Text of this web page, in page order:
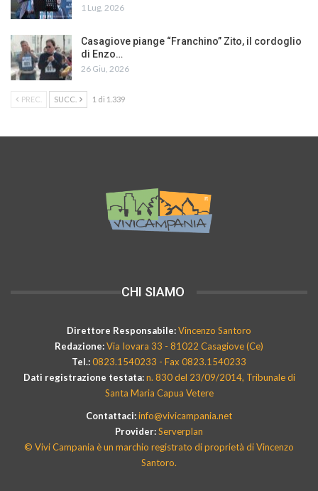
1 Lug, 2026
Casagiove piange “Franchino” Zito, il cordoglio
di Enzo…
26 Giu, 2026
PREC. SUCC. 1 di 1.339
CHI SIAMO
Direttore Responsabile:Vincenzo Santoro
Redazione:Via Iovara 33 - 81022 Casagiove (Ce)
Tel.:0823.1540233 - Fax 0823.1540233
Dati registrazione testata:n. 830 del 23/09/2014, Tribunale di
Santa Maria Capua Vetere
Contattaci:info@vivicampania.net
Provider:Serverplan
© Vivi Campania è un marchio registrato di proprietà di Vincenzo
Santoro.